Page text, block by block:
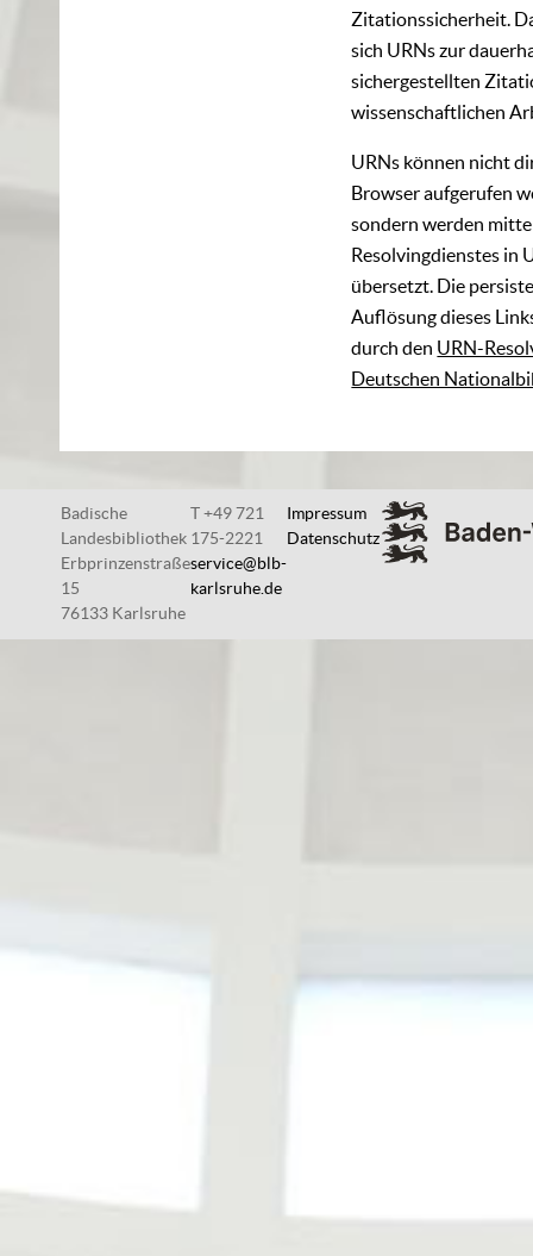
Zitationssicherheit.
sich URNs zur
sichergestellten
wissenschaftlichen
URNs können nicht
Browser aufgerufen
sondern werden
Resolvingdienstes in
übersetzt. Die
Auflösung dieses
durch den URN-
Deutschen
Badische
Landesbibliothek
Erbprinzenstraße
15
76133 Karlsruhe
T +49 721
175-2221
service@blb-
karlsruhe.de
Impressum
Datenschutz